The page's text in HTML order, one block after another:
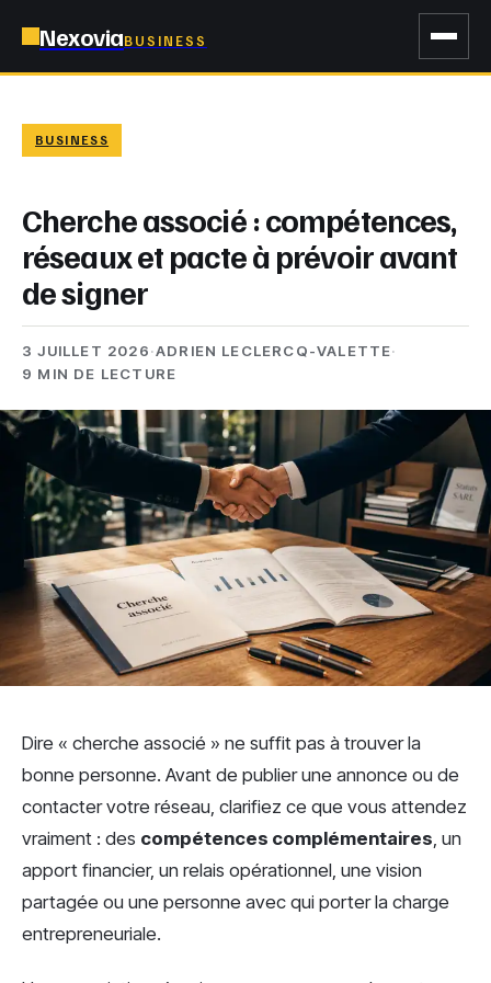
NexoviaBUSINESS
BUSINESS
Cherche associé : compétences,
réseaux et pacte à prévoir avant
de signer
3 JUILLET 2026·ADRIEN LECLERCQ-VALETTE·
9 MIN DE LECTURE
Dire « cherche associé » ne suffit pas à trouver la
bonne personne. Avant de publier une annonce ou de
contacter votre réseau, clarifiez ce que vous attendez
vraiment : des compétences complémentaires , un
apport financier, un relais opérationnel, une vision
partagée ou une personne avec qui porter la charge
entrepreneuriale.